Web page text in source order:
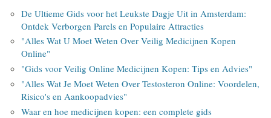
De Ultieme Gids voor het Leukste Dagje Uit in Amsterdam:
Ontdek Verborgen Parels en Populaire Attracties
"Alles Wat U Moet Weten Over Veilig Medicijnen Kopen
Online"
"Gids voor Veilig Online Medicijnen Kopen: Tips en Advies"
"Alles Wat Je Moet Weten Over Testosteron Online: Voordelen,
Risico's en Aankoopadvies"
Waar en hoe medicijnen kopen: een complete gids